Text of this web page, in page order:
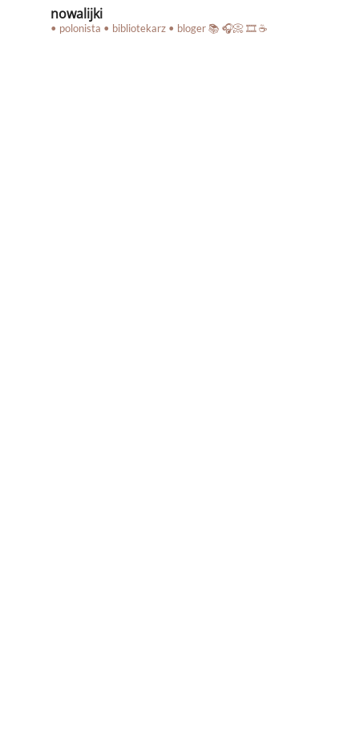
nowalijki
• polonista • bibliotekarz • bloger📚 🎧📀 🎞️ ☕️